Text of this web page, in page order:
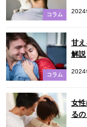
コラム
2024
コラム
甘え
解説
2024
女性
るの